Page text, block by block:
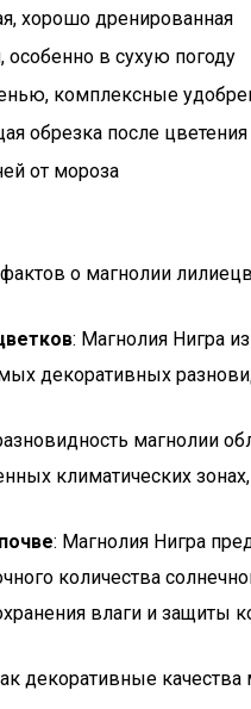
хорошо дренированная
особенно в сухую погоду
комплексные
обрезка после цветения
от мороза
о магнолии
: Магнолия Нигра
декоративных
магнолии
климатических
: Магнолия Нигра
количества
влаги и защиты
декоративные качества